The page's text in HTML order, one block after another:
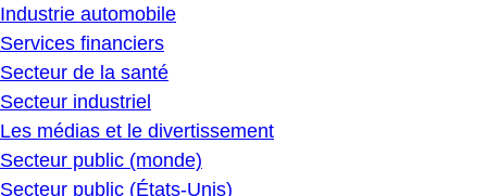
Industrie automobile
Services financiers
Secteur de la santé
Secteur industriel
Les médias et le divertissement
Secteur public (monde)
Secteur public (États-Unis)